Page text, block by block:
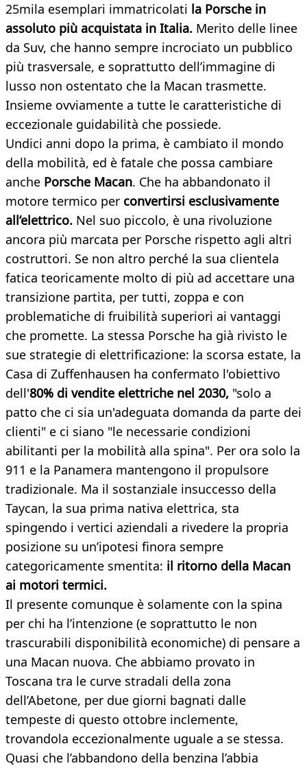
25mila esemplari immatricolati la Porsche in
assoluto più acquistata in Italia. Merito delle linee
da Suv, che hanno sempre incrociato un pubblico
più trasversale, e soprattutto dell’immagine di
lusso non ostentato che la Macan trasmette.
Insieme ovviamente a tutte le caratteristiche di
eccezionale guidabilità che possiede.
Undici anni dopo la prima, è cambiato il mondo
della mobilità, ed è fatale che possa cambiare
anche Porsche Macan. Che ha abbandonato il
motore termico per convertirsi esclusivamente
all’elettrico. Nel suo piccolo, è una rivoluzione
ancora più marcata per Porsche rispetto agli altri
costruttori. Se non altro perché la sua clientela
fatica teoricamente molto di più ad accettare una
transizione partita, per tutti, zoppa e con
problematiche di fruibilità superiori ai vantaggi
che promette. La stessa Porsche ha già rivisto le
sue strategie di elettrificazione: la scorsa estate, la
Casa di Zuffenhausen ha confermato l'obiettivo
dell'80% di vendite elettriche nel 2030, "solo a
patto che ci sia un'adeguata domanda da parte dei
clienti" e ci siano "le necessarie condizioni
abilitanti per la mobilità alla spina". Per ora solo la
911 e la Panamera mantengono il propulsore
tradizionale. Ma il sostanziale insuccesso della
Taycan, la sua prima nativa elettrica, sta
spingendo i vertici aziendali a rivedere la propria
posizione su un’ipotesi finora sempre
categoricamente smentita: il ritorno della Macan
ai motori termici.
Il presente comunque è solamente con la spina
per chi ha l’intenzione (e soprattutto le non
trascurabili disponibilità economiche) di pensare a
una Macan nuova. Che abbiamo provato in
Toscana tra le curve stradali della zona
dell’Abetone, per due giorni bagnati dalle
tempeste di questo ottobre inclemente,
trovandola eccezionalmente uguale a se stessa.
Quasi che l’abbandono della benzina l’abbia